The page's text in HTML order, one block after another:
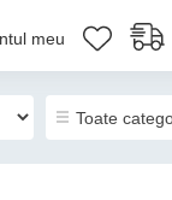
meu